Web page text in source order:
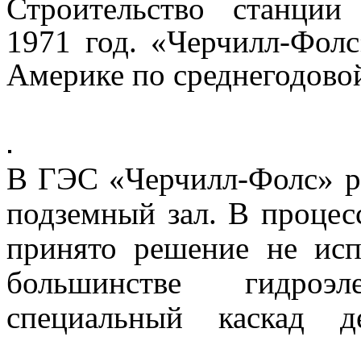
Строительство
1971 год. «Черчилл-
Америке по
В ГЭС «Черчилл-Фолс»
подземный зал. В
принято решение не
большинстве
специальный каскад